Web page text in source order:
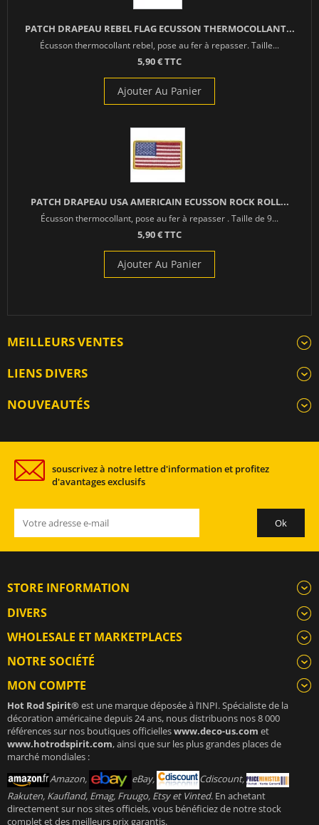
PATCH DRAPEAU REBEL FLAG ECUSSON THERMOCOLLANT...
Écusson thermocollant rebel, pose au fer à repasser. Taille...
5,90 € TTC
Ajouter Au Panier
PATCH DRAPEAU USA AMERICAIN ECUSSON ROCK ROLL...
Écusson thermocollant, pose au fer à repasser . Taille de 9...
5,90 € TTC
Ajouter Au Panier
MEILLEURS VENTES
LIENS DIVERS
NOUVEAUTÉS
souscrivez à notre lettre d'information et profitez
d'avantages exclusifs
STORE INFORMATION
DIVERS
WHOLESALE ET MARKETPLACES
NOTRE SOCIÉTÉ
MON COMPTE
Hot Rod Spirit®est une marque déposée à l’INPI. Spécialiste de la
décoration américaine depuis 24 ans, nous distribuons nos 8 000
références sur nos boutiques officielleswww.deco-us.com et
www.hotrodspirit.com, ainsi que sur les plus grandes places de
marché mondiales :
Amazon,
eBay,
Cdiscount,
Rakuten, Kaufland, Emag, Fruugo, Etsy et Vinted. En achetant
directement sur nos sites officiels, vous bénéficiez de notre stock
complet et des meilleurs prix garantis.